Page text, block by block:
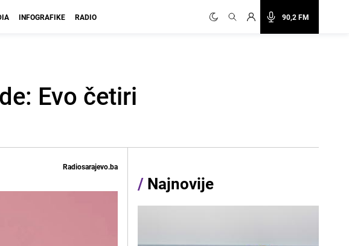
90,2 FM
INFOGRAFIKE RADIO
Evo četiri
Radiosarajevo.ba
/ Najnovije